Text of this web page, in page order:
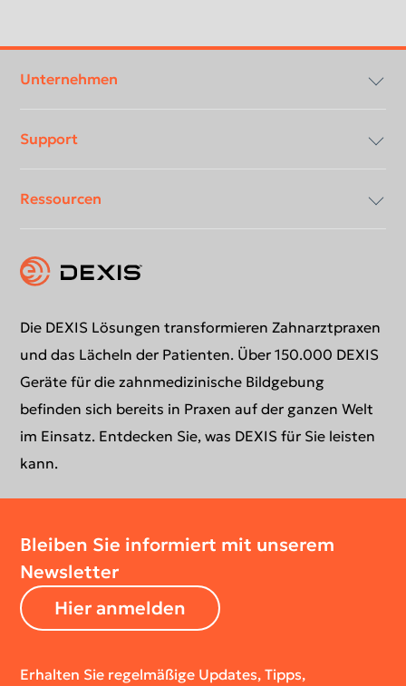
menu
Unternehmen
Über DEXIS
Compliance & Transparenz
Karriere
Support
Download-Center
Bedienungsanleitungen
Supportanfrage
Kontaktieren
Ressourcen
Blog
Veranstaltungen
Die DEXIS Lösungen transformieren Zahnarztpraxen
und das Lächeln der Patienten. Über 150.000 DEXIS
Geräte für die zahnmedizinische Bildgebung
befinden sich bereits in Praxen auf der ganzen Welt
im Einsatz. Entdecken Sie, was DEXIS für Sie leisten
kann.
Bleiben Sie informiert mit unserem
Newsletter
Hier anmelden
Erhalten Sie regelmäßige Updates, Tipps,